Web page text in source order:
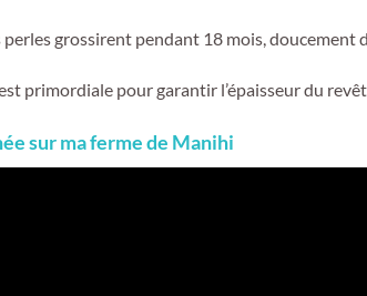
grossirent pendant 18 mois, doucement
primordiale pour garantir l’épaisseur du
sur ma ferme de Manihi